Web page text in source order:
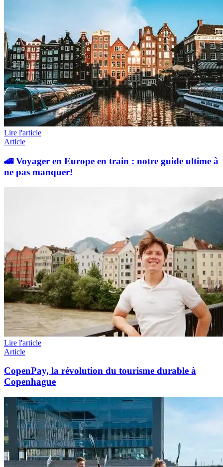
Lire l'article
Article
🚄 Voyager en Europe en train : notre guide ultime à
ne pas manquer!
Lire l'article
Article
CopenPay, la révolution du tourisme durable à
Copenhague